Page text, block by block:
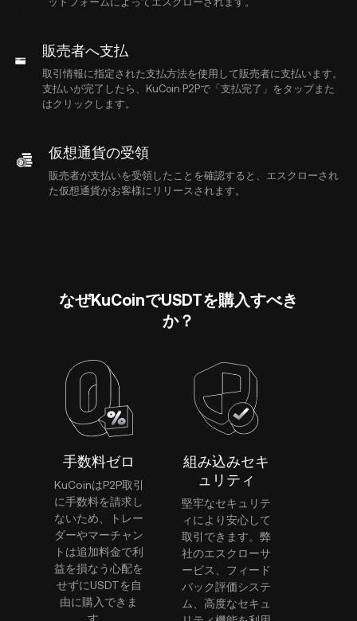
販売者へ支払
取引情報に指定された支払方法を使用して販売者に支払います。
支払いが完了したら、KuCoin P2Pで「支払完了」をタップまた
はクリックします。
仮想通貨の受領
販売者が支払いを受領したことを確認すると、エスクローされ
た仮想通貨がお客様にリリースされます。
なぜKuCoinでUSDTを購入すべき
か？
手数料ゼロ
KuCoinはP2P取引
に手数料を請求し
ないため、トレー
ダーやマーチャン
トは追加料金で利
益を損なう心配を
せずにUSDTを自
由に購入できま
組み込みセキ
ュリティ
堅牢なセキュリテ
ィにより安心して
取引できます。弊
社のエスクローサ
ービス、フィード
バック評価システ
ム、高度なセキュ